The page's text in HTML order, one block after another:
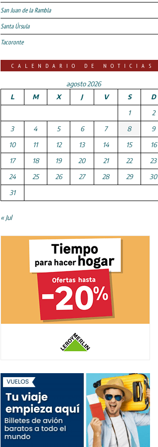
San Juan de la Rambla
Santa Úrsula
Tacoronte
CALENDARIO DE NOTICIAS
agosto 2026
L
M X J V S
D
1
2
3
4 5 6 7 8
9
10
11 12 13 14 15
16
17
18 19 20 21 22
23
24
25 26 27 28 29
30
31
« Jul